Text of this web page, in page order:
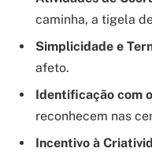
caminha, a tigela
Simplicidade e
afeto.
Identificação com
reconhecem nas
Incentivo à